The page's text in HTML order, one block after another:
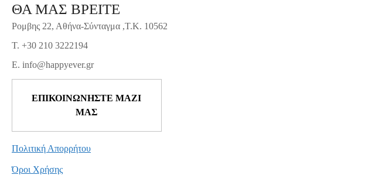
ΘΑ ΜΑΣ ΒΡΕΙΤΕ
Ρομβης 22, Αθήνα-Σύνταγμα ,Τ.Κ. 10562
T. +30 210 3222194
E. info@happyever.gr
ΕΠΙΚΟΙΝΩΝΗΣΤΕ ΜΑΖΙ
ΜΑΣ
Πολιτική Απορρήτου
Όροι Χρήσης